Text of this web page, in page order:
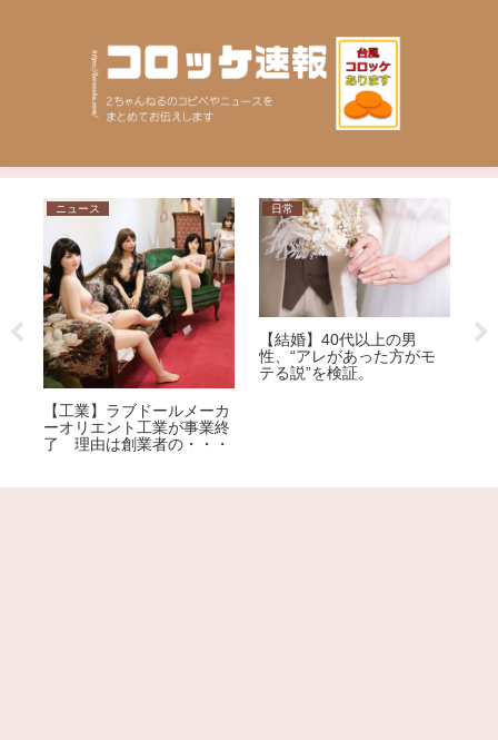
ニュース
【工業】ラブドールメーカ
ーオリエント工業が事業終
了 理由は創業者の・・・
日常
【結婚】40代以上の男
性、“アレがあった方がモ
テる説”を検証。